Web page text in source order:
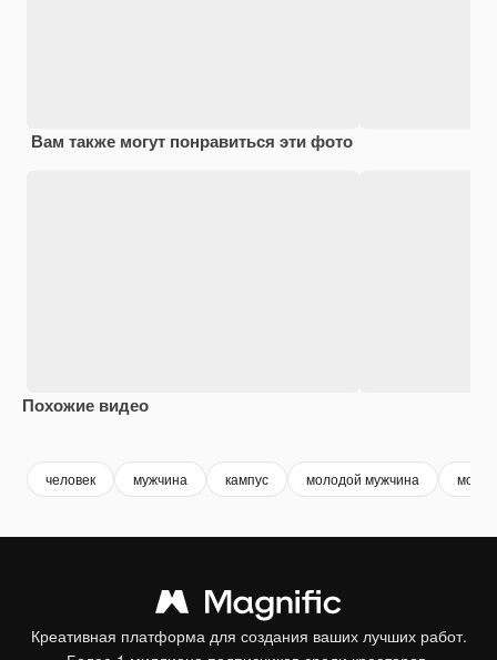
Вам также могут понравиться эти фото
Похожие видео
человек мужчина кампус молодой мужчина
Креативная платформа для создания ваших лучших работ.